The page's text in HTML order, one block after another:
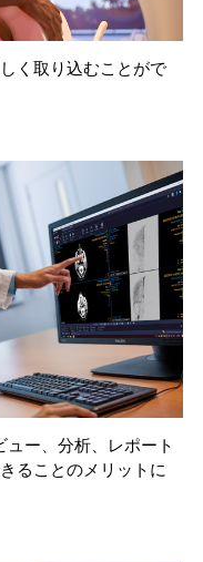
く取り込むことがで
ー、分析、レポート
ることのメリットに